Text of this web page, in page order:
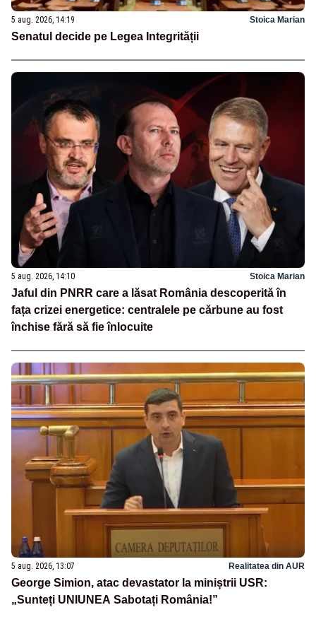
5 aug. 2026, 14:19 Stoica Marian
Senatul decide pe Legea Integrității
5 aug. 2026, 14:10 Stoica Marian
Jaful din PNRR care a lăsat România descoperită în
fața crizei energetice: centralele pe cărbune au fost
închise fără să fie înlocuite
5 aug. 2026, 13:07 Realitatea din AUR
George Simion, atac devastator la miniștrii USR:
„Sunteți UNIUNEA Sabotați România!”